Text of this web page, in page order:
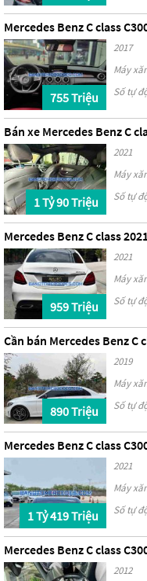
Mercedes Benz C class
755 Triệu
2017
Máy
Số tự
Bán xe Mercedes Benz C
1 Tỷ 90 Triệu
2021
Máy
Số tự
Mercedes Benz C class
959 Triệu
2021
Máy
Số tự
Cần bán Mercedes Benz C
890 Triệu
2019
Máy
Số tự
Mercedes Benz C class
1 Tỷ 419 Triệu
2021
Máy
Số tự
Mercedes Benz C class
2012